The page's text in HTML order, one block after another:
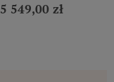
5 549,00 zł